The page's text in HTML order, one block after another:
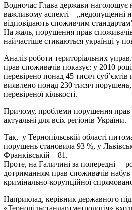
Водночас Глава держави наголошує
важливому аспекті – „недопущенні
відповідають споживчим
На жаль, порушення прав
найчастіше стикаються українці у
Аналіз роботи територіальних
прав споживачів показує: у 2010
перевірено понад 45 тисяч
виявлено понад 230 тисяч
перевіреної кількості.
Причому, проблеми порушення прав
актуальні для всіх регіонів України.
Так, у Тернопільській області
порушень становила 93 %, у
Франківській – 81.
Проте, на Галичині за попередні
дотриманням прав споживачів набув
кримінально-корупційної
Наприклад, керівник державного